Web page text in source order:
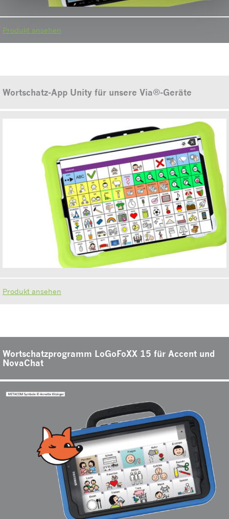
Produkt ansehen
Wortschatz-App Unity für unsere Via®-Geräte
Produkt ansehen
Wortschatzprogramm LoGoFoXX 15 für Accent und
NovaChat